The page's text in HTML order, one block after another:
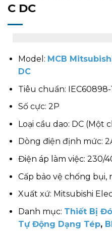
C DC
Model: MCB
DC
Tiêu chuẩn: IEC60898-
Số cực: 2P
Loại cầu dao: DC (Một
Dòng điện định mức:
Điện áp làm việc: 230/
Cấp bảo vệ chống bụi,
Xuất xứ: Mitsubishi
Danh mục: Thiết Bị
Tự Động Dạng Tép,